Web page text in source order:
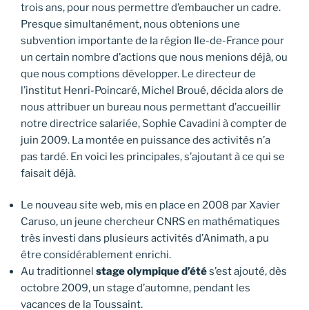
trois ans, pour nous permettre d’embaucher un cadre.
Presque simultanément, nous obtenions une
subvention importante de la région Ile-de-France pour
un certain nombre d’actions que nous menions déjà, ou
que nous comptions développer. Le directeur de
l’institut Henri-Poincaré, Michel Broué, décida alors de
nous attribuer un bureau nous permettant d’accueillir
notre directrice salariée, Sophie Cavadini à compter de
juin 2009. La montée en puissance des activités n’a
pas tardé. En voici les principales, s’ajoutant à ce qui se
faisait déjà.
Le nouveau site web, mis en place en 2008 par Xavier
Caruso, un jeune chercheur CNRS en mathématiques
très investi dans plusieurs activités d’Animath, a pu
être considérablement enrichi.
Au traditionnel stage olympique d’étés’est ajouté, dès
octobre 2009, un stage d’automne, pendant les
vacances de la Toussaint.